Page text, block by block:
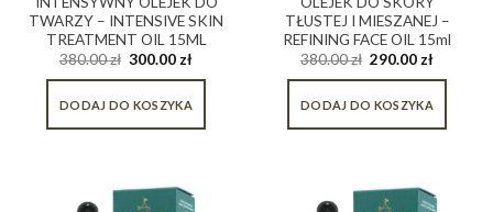
TWARZY – INTENSIVE SKIN
TREATMENT OIL 15ML
380.00zł 300.00zł
DODAJ DO KOSZYKA
TŁUSTEJ I MIESZANEJ –
REFINING FACE OIL 15ml
380.00zł 290.00zł
DODAJ DO KOSZYKA